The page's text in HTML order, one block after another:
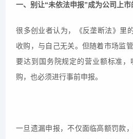
一、别让“未依法申报”成为公司上市
很多创业者认为，《反垄断法》里
收购，与自己无关。但随着市场监
要达到国务院规定的营业额标准
购，也必须进行事前申报。
一旦遗漏申报，不仅面临高额罚款